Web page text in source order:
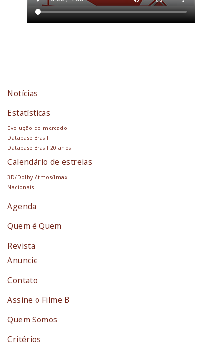
Notícias
Estatísticas
Evolução do mercado
Database Brasil
Database Brasil 20 anos
Calendário de estreias
3D/Dolby Atmos/Imax
Nacionais
Agenda
Quem é Quem
Revista
Anuncie
Contato
Assine o Filme B
Quem Somos
Critérios